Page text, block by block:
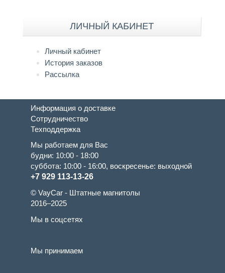
ЛИЧНЫЙ КАБИНЕТ
Личный кабинет
История заказов
Рассылка
Информация о доставке
Сотрудничество
Техподдержка
Мы работаем для Вас
будни: 10:00 - 18:00
суббота: 10:00 - 16:00, воскресенье: выходной
+7 929 113-13-26
© VayCar - Штатные магнитолы
2016–2025
Мы в соцсетях
Мы принимаем